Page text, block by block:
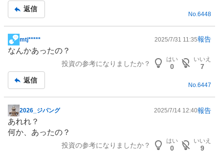
返信
No. 6448
掲
示
事
mtj***** 2025/7/31 11:35報告
なんかあったの？
投資の参考になりましたか？
はい
0
いいえ
7
返信
No.6447
掲
示
板
2026_ジパング 2025/7/14 12:40報告
あれれ？
何か、あったの？
投資の参考になりましたか？
はい
0
いいえ
9